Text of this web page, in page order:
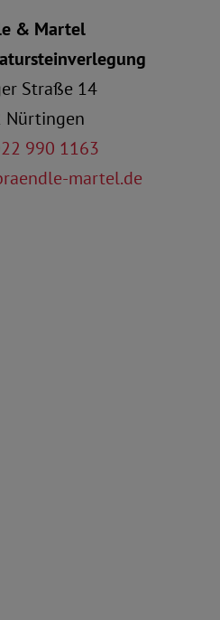
& Martel
Straße 14
Nürtingen
990 1163
martel.de